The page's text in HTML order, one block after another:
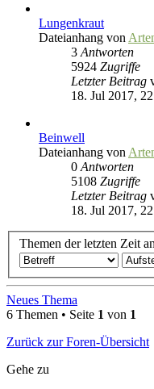
Lungenkraut
Dateianhang von
3 Antworten
5924 Zugriffe
Letzter Beitrag
18. Jul 2017,
Beinwell
Dateianhang von
0 Antworten
5108 Zugriffe
Letzter Beitrag
18. Jul 2017,
Themen der letzten Zeit
Neues Thema
6 Themen • Seite 1 von 1
Zurück zur Foren-Übersicht
Gehe zu